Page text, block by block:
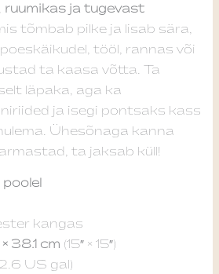
ruumikas ja tugevast
tõmbab pilke ja lisab sära,
tööl, rannas või
ta kaasa võtta. Ta
läpaka, aga ka
ja isegi pontsaks kass
Ühesõnaga kanna
ta jaksab küll!
kangas
× 38.1 cm (15″ × 15″)
US gal)